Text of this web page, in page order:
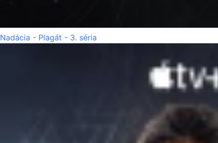
Nadácia - Plagát - 3. séria